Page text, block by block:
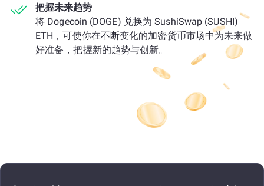
把握未来趋势
将 Dogecoin (DOGE) 兑换为 SushiSwap (SUSHI)
ETH，可使你在不断变化的加密货币市场中为未来做
好准备，把握新的趋势与创新。